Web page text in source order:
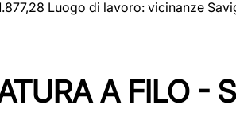
Luogo di lavoro: vicinanze
A FILO -